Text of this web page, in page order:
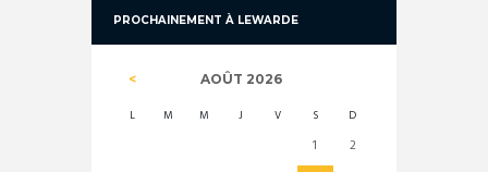
PROCHAINEMENT À LEWARDE
AOÛT 2026
L M M J V S D
1
2